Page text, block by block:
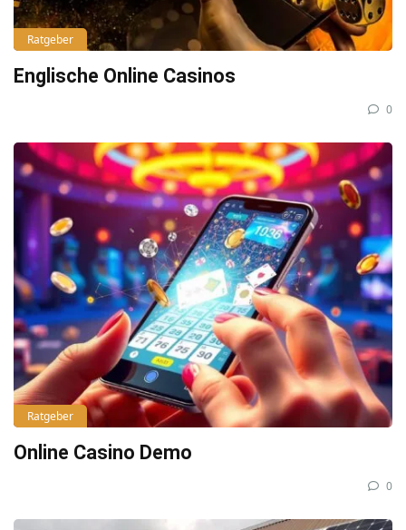
Ratgeber
Englische Online Casinos
0
Ratgeber
Online Casino Demo
0